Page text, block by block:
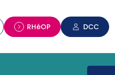
RHéOP DCC